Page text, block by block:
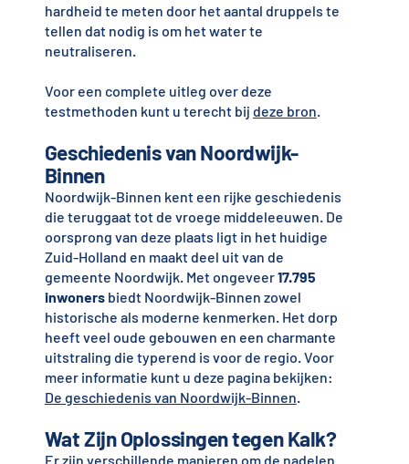
hardheid te meten door het aantal druppels te
tellen dat nodig is om het water te
neutraliseren.
Voor een complete uitleg over deze
testmethoden kunt u terecht bij deze bron.
Geschiedenis van Noordwijk-
Binnen
Noordwijk-Binnen kent een rijke geschiedenis
die teruggaat tot de vroege middeleeuwen. De
oorsprong van deze plaats ligt in het huidige
Zuid-Holland en maakt deel uit van de
gemeente Noordwijk. Met ongeveer17.795
inwonersbiedt Noordwijk-Binnen zowel
historische als moderne kenmerken. Het dorp
heeft veel oude gebouwen en een charmante
uitstraling die typerend is voor de regio. Voor
meer informatie kunt u deze pagina bekijken:
De geschiedenis van Noordwijk-Binnen.
Wat Zijn Oplossingen tegen Kalk?
Er zijn verschillende manieren om de nadelen